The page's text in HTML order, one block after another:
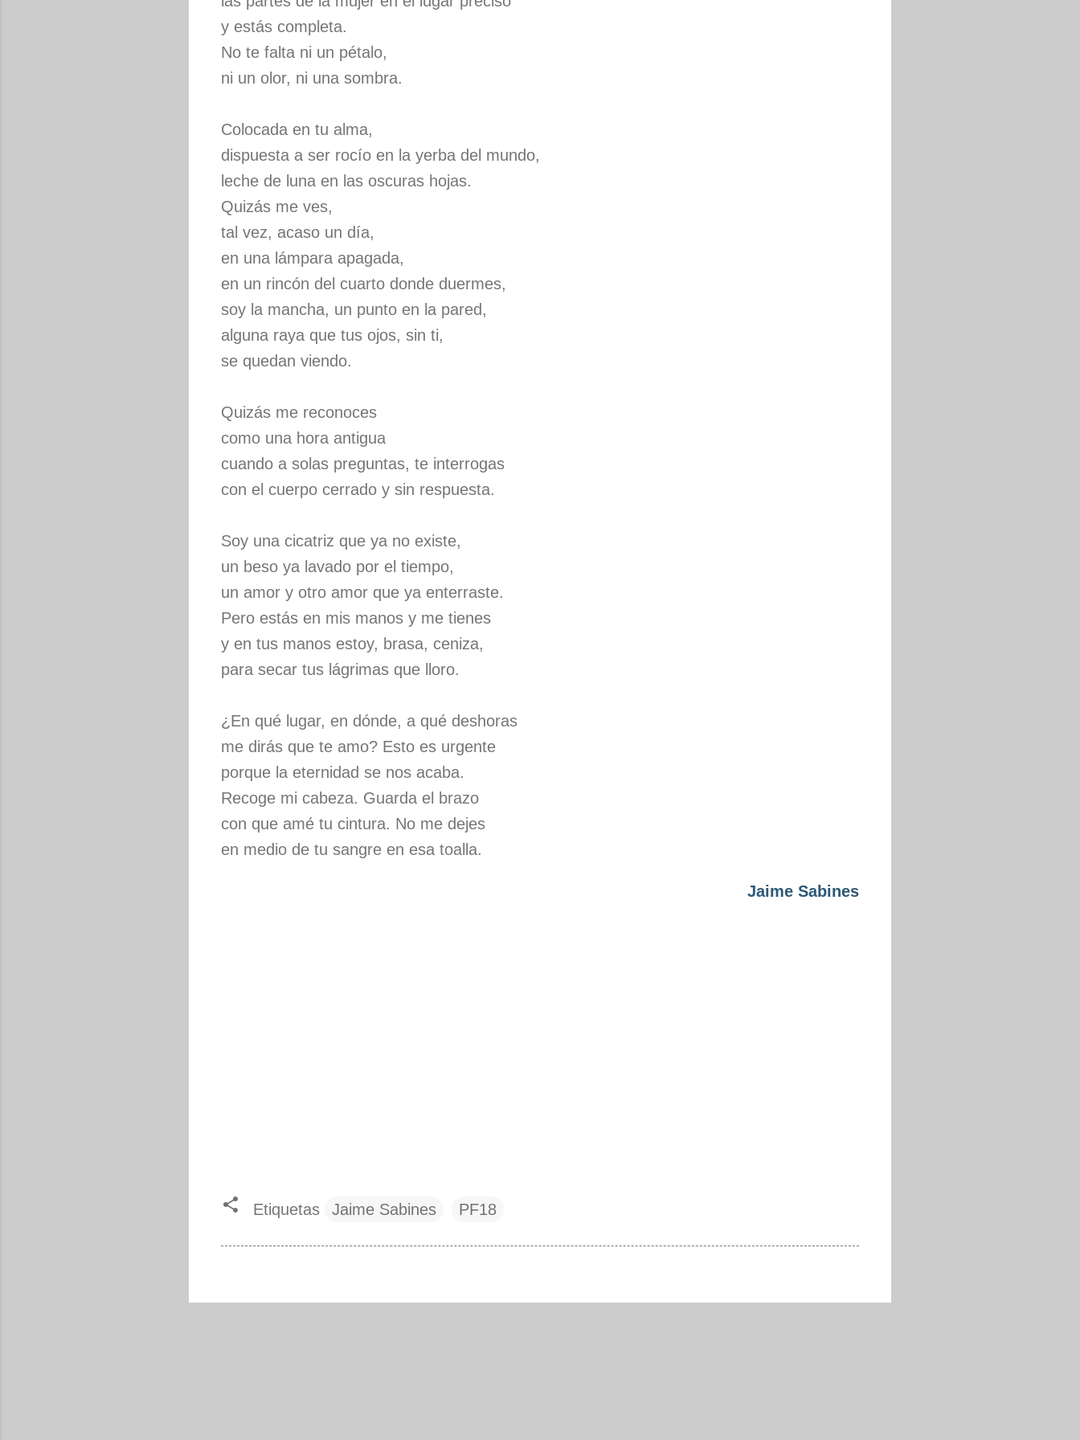
y estás completa.
No te falta ni un pétalo,
ni un olor, ni una sombra.
Colocada en tu alma,
dispuesta a ser rocío en la yerba del mundo,
leche de luna en las oscuras hojas.
Quizás me ves,
tal vez, acaso un día,
en una lámpara apagada,
en un rincón del cuarto donde duermes,
soy la mancha, un punto en la pared,
alguna raya que tus ojos, sin ti,
se quedan viendo.
Quizás me reconoces
como una hora antigua
cuando a solas preguntas, te interrogas
con el cuerpo cerrado y sin respuesta.
Soy una cicatriz que ya no existe,
un beso ya lavado por el tiempo,
un amor y otro amor que ya enterraste.
Pero estás en mis manos y me tienes
y en tus manos estoy, brasa, ceniza,
para secar tus lágrimas que lloro.
¿En qué lugar, en dónde, a qué deshoras
me dirás que te amo? Esto es urgente
porque la eternidad se nos acaba.
Recoge mi cabeza. Guarda el brazo
con que amé tu cintura. No me dejes
en medio de tu sangre en esa toalla.
Jaime Sabines
Etiquetas Jaime Sabines PF18